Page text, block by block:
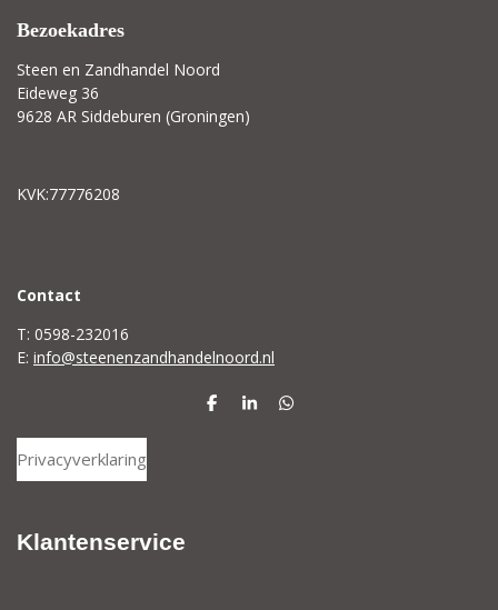
Bezoekadres
Steen en Zandhandel Noord
Eideweg 36
9628 AR Siddeburen (Groningen)
KVK:77776208
Contact
T: 0598-232016
E: info@steenenzandhandelnoord.nl
D
S
D
Privacyverklaring
Klantenservice